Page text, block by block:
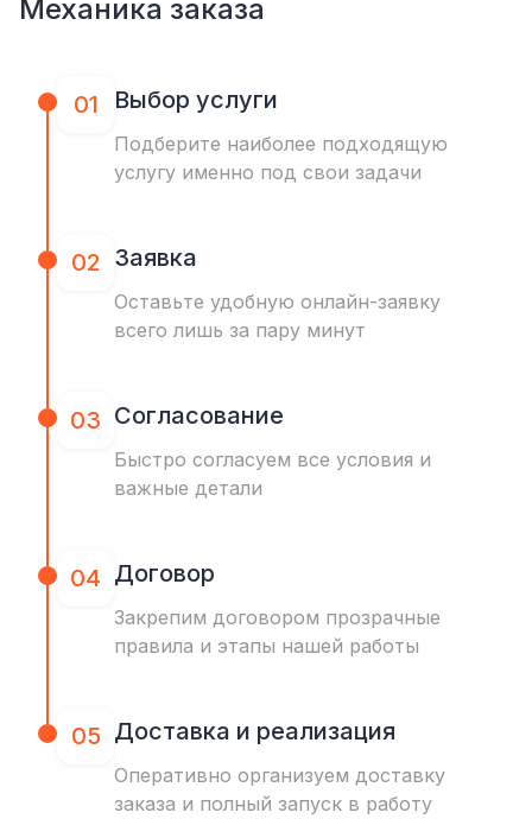
Механика заказа
01 Выбор услуги
Подберите наиболее подходящую
услугу именно под свои задачи
02 Заявка
Оставьте удобную онлайн-заявку
всего лишь за пару минут
03 Согласование
Быстро согласуем все условия и
важные детали
04 Договор
Закрепим договором прозрачные
правила и этапы нашей работы
05 Доставка и реализация
Оперативно организуем доставку
заказа и полный запуск в работу